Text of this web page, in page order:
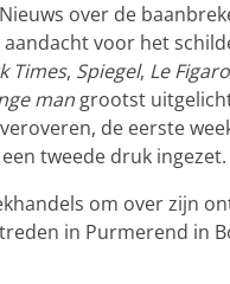
Nieuws over de
aandacht voor het
Times, Spiegel, Le Figaro
man grootst
de eerste
tweede druk ingezet.
om over zijn
in Purmerend in